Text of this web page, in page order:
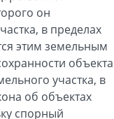
он
в пределах
этим земельным
объекта
участка, в
об объектах
спорный